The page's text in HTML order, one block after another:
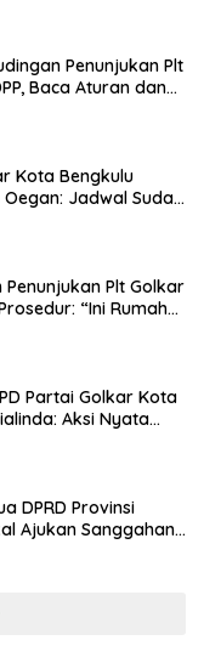
Penunjukan Plt
Baca Aturan dan
Kota Bengkulu
Jadwal Sudah
Plt Golkar
“Ini Rumah
Partai Golkar Kota
Aksi Nyata
DPRD Provinsi
Ajukan Sanggahan